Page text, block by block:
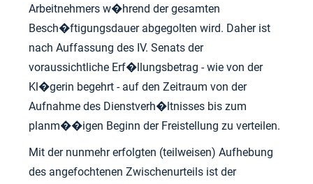
Arbeitnehmers w�hrend der gesamten
Besch�ftigungsdauer abgegolten wird. Daher ist
nach Auffassung des IV. Senats der
voraussichtliche Erf�llungsbetrag - wie von der
Kl�gerin begehrt - auf den Zeitraum von der
Aufnahme des Dienstverh�ltnisses bis zum
planm��igen Beginn der Freistellung zu verteilen.
Mit der nunmehr erfolgten (teilweisen) Aufhebung
des angefochtenen Zwischenurteils ist der